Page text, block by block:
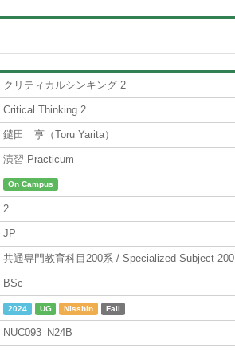
クリティカルシンキング 2
Critical Thinking 2
鑓田 亨（Toru Yarita）
演習 Practicum
On Campus
2
JP
共通専門教育科目200系 / Specialized Subject 200
BSc
2024 UG Nisshin Fall
NUC093_N24B